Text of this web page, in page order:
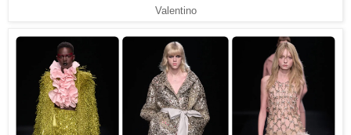
Valentino